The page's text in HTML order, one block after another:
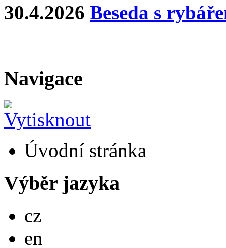
30.4.2026 Beseda s
Navigace
Úvodní stránka
Výběr jazyka
cz
en